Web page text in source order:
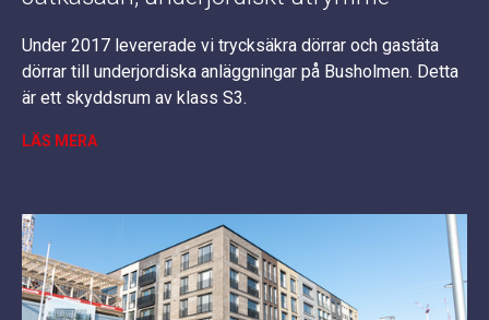
Under 2017 levererade vi trycksäkra dörrar och gastäta
dörrar till underjordiska anläggningar på Busholmen. Detta
är ett skyddsrum av klass S3.
LÄS MERA